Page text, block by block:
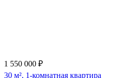
1 550 000 ₽
30 м², 1-комнатная квартира